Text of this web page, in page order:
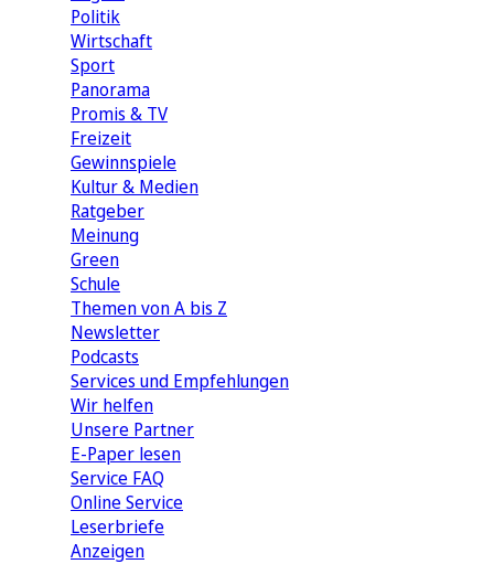
Politik
Wirtschaft
Sport
Panorama
Promis & TV
Freizeit
Gewinnspiele
Kultur & Medien
Ratgeber
Meinung
Green
Schule
Themen von A bis Z
Newsletter
Podcasts
Services und Empfehlungen
Wir helfen
Unsere Partner
E-Paper lesen
Service FAQ
Online Service
Leserbriefe
Anzeigen